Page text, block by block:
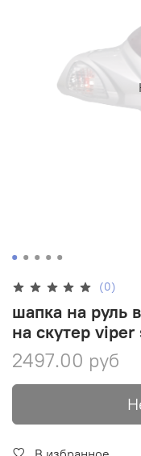
(0)
шапка на руль
на скутер
2497.00 руб